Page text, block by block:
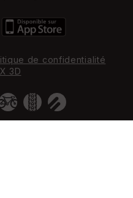
de confidentialité
3D